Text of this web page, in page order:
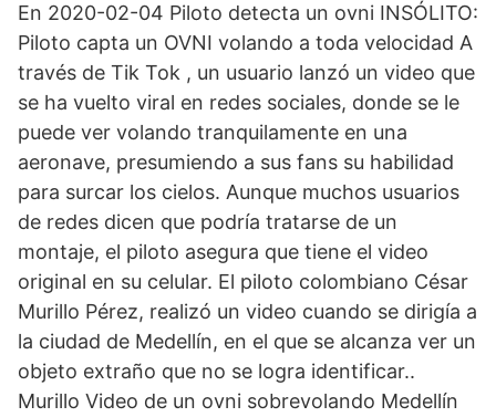
En 2020-02-04 Piloto detecta un ovni INSÓLITO:
Piloto capta un OVNI volando a toda velocidad A
través de Tik Tok , un usuario lanzó un video que
se ha vuelto viral en redes sociales, donde se le
puede ver volando tranquilamente en una
aeronave, presumiendo a sus fans su habilidad
para surcar los cielos. Aunque muchos usuarios
de redes dicen que podría tratarse de un
montaje, el piloto asegura que tiene el video
original en su celular. El piloto colombiano César
Murillo Pérez, realizó un video cuando se dirigía a
la ciudad de Medellín, en el que se alcanza ver un
objeto extraño que no se logra identificar..
Murillo Video de un ovni sobrevolando Medellín